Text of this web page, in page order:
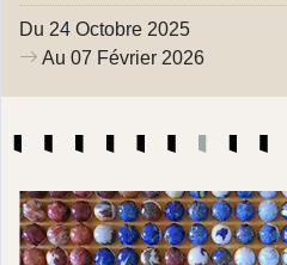
Du 24 Octobre 2025
Au 07 Février 2026